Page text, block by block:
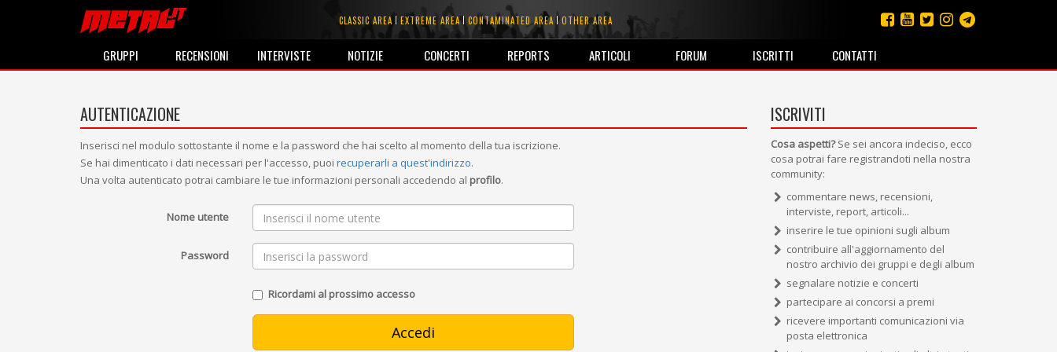
CLASSIC AREA EXTREME AREA CONTAMINATED AREA OTHER AREA
GRUPPI RECENSIONI INTERVISTE NOTIZIE CONCERTI REPORTS ARTICOLI FORUM ISCRITTI CONTATTI
AUTENTICAZIONE
Inserisci nel modulo sottostante il nome e la password che hai scelto al momento della tua iscrizione.
Se hai dimenticato i dati necessari per l'accesso, puoi recuperarli a quest'indirizzo.
Una volta autenticato potrai cambiare le tue informazioni personali accedendo al profilo.
Nome utente
Password
Ricordami al prossimo accesso
ISCRIVITI
Cosa aspetti?Se sei ancora indeciso, ecco
cosa potrai fare registrandoti nella nostra
community:
commentare news, recensioni,
interviste, report, articoli...
inserire le tue opinioni sugli album
contribuire all'aggiornamento del
nostro archivio dei gruppi e degli album
segnalare notizie e concerti
partecipare ai concorsi a premi
ricevere importanti comunicazioni via
posta elettronica